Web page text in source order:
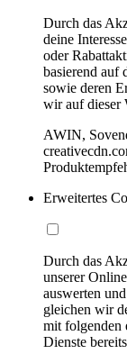
Durch das
deine
oder
basierend auf
sowie deren
wir auf dieser
AWIN,
Erweitertes
Durch das
unserer
auswerten
gleichen wir
mit folgenden
Dienste